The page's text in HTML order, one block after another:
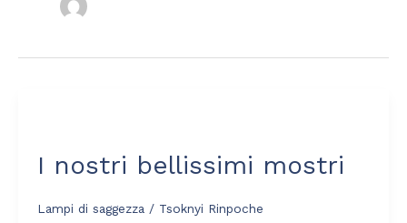
I nostri bellissimi mostri
Lampi di saggezza / Tsoknyi Rinpoche
bellissimi